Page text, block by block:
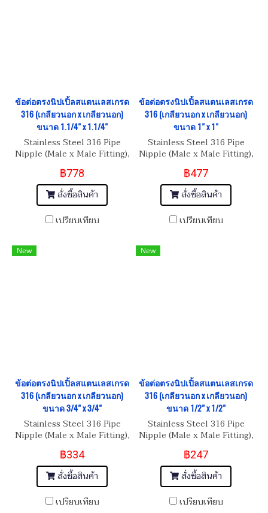
ข้อต่อตรงนิปเปิ้ลสแตนเลสเกรด
316 (เกลียวนอก x เกลียวนอก)
ขนาด 1.1/4" x 1.1/4"
Stainless Steel 316 Pipe
Nipple (Male x Male Fitting),
Size 1.1/4" BSPT x 1.1/4"
BSPT
฿778
สั่งซื้อสินค้า
เปรียบเทียบ
ข้อต่อตรงนิปเปิ้ลสแตนเลสเกรด
316 (เกลียวนอก x เกลียวนอก)
ขนาด 1" x 1"
Stainless Steel 316 Pipe
Nipple (Male x Male Fitting),
Size 1" BSPT x 1" BSPT
฿477
สั่งซื้อสินค้า
เปรียบเทียบ
New
ข้อต่อตรงนิปเปิ้ลสแตนเลสเกรด
316 (เกลียวนอก x เกลียวนอก)
ขนาด 3/4" x 3/4"
Stainless Steel 316 Pipe
Nipple (Male x Male Fitting),
Size 3/4" BSPT x 3/4" BSPT
฿334
สั่งซื้อสินค้า
เปรียบเทียบ
New
ข้อต่อตรงนิปเปิ้ลสแตนเลสเกรด
316 (เกลียวนอก x เกลียวนอก)
ขนาด 1/2" x 1/2"
Stainless Steel 316 Pipe
Nipple (Male x Male Fitting),
Size 1/2" BSPT x 1/2" BSPT
฿247
สั่งซื้อสินค้า
เปรียบเทียบ